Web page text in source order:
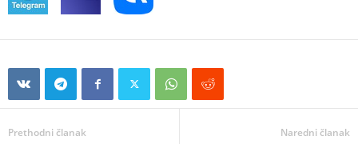
Prethodni članak Naredni članak